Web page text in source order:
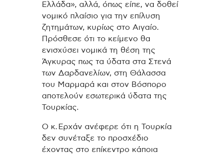
Ελλάδα», αλλά, όπως είπε, να δοθεί
νομικό πλαίσιο για την επίλυση
ζητημάτων, κυρίως στο Αιγαίο.
Πρόσθεσε ότι το κείμενο θα
ενισχύσει νομικά τη θέση της
Άγκυρας πως τα ύδατα στα Στενά
των Δαρδανελίων, στη Θάλασσα
του Μαρμαρά και στον Βόσπορο
αποτελούν εσωτερικά ύδατα της
Τουρκίας.
Ο κ. Ερχάν ανέφερε ότι η Τουρκία
δεν συνέταξε το προσχέδιο
έχοντας στο επίκεντρο κάποια